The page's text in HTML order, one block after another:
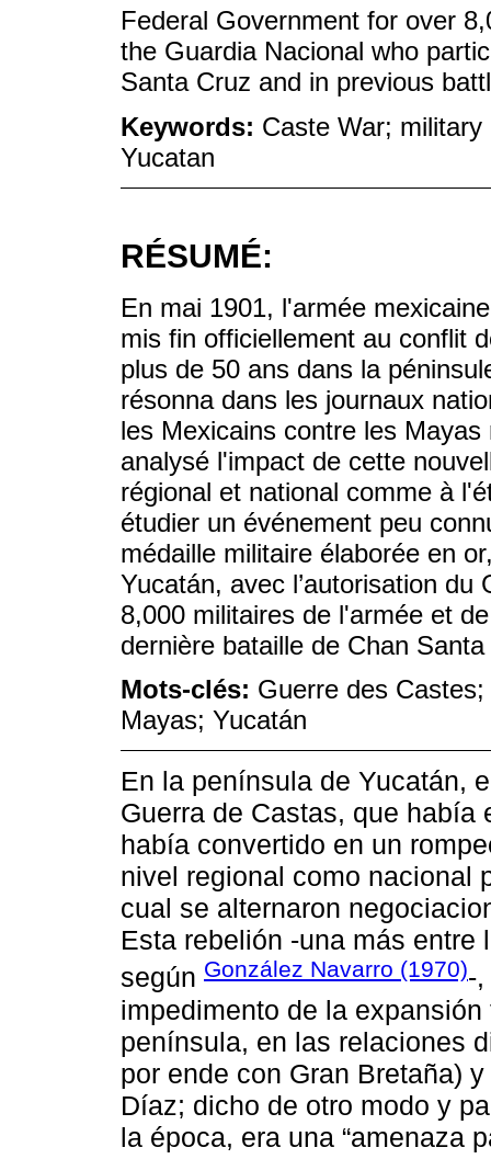
Federal Government for over
the Guardia Nacional who
Santa Cruz and in previous
Keywords: Caste War;
Yucatan
RÉSUMÉ:
En mai 1901, l'armée
mis fin officiellement au conflit
plus de 50 ans dans la
résonna dans les journaux
les Mexicains contre les
analysé l'impact de cette
régional et national comme à
étudier un événement peu
médaille militaire élaborée en
Yucatán, avec l’autorisation
8,000 militaires de l'armée et
dernière bataille de Chan
Mots-clés: Guerre des
Mayas; Yucatán
En la península de Yucatán,
Guerra de Castas, que había
había convertido en un
nivel regional como nacional
cual se alternaron
Esta rebelión -una más
según González Navarro (1970)-
impedimento de la
península, en las relaciones
por ende con Gran Bretaña)
Díaz; dicho de otro modo y
la época, era una “amenaza